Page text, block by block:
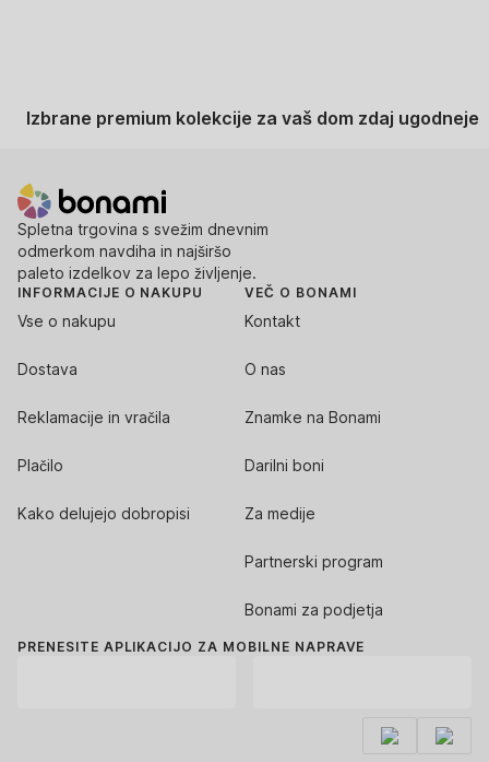
Izbrane premium kolekcije za vaš dom zdaj ugodneje
Spletna trgovina s svežim dnevnim
odmerkom navdiha in najširšo
paleto izdelkov za lepo življenje.
INFORMACIJE O NAKUPU
Vse o nakupu
Dostava
Reklamacije in vračila
Plačilo
Kako delujejo dobropisi
VEČ O BONAMI
Kontakt
O nas
Znamke na Bonami
Darilni boni
Za medije
Partnerski program
Bonami za podjetja
PRENESITE APLIKACIJO ZA MOBILNE NAPRAVE